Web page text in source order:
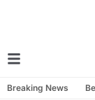
Breaking News